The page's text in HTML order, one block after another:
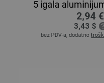
5 igala
2,94 €
3,43 $
bez PDV-a, dodatno